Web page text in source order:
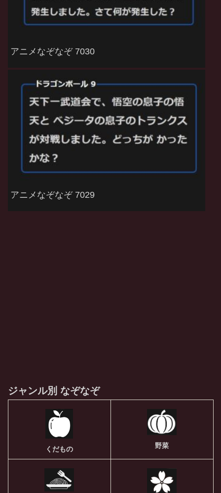
アニメなぞなぞ 7030
アニメなぞなぞ 7029
ジャンル別 なぞなぞ
くだもの 野菜